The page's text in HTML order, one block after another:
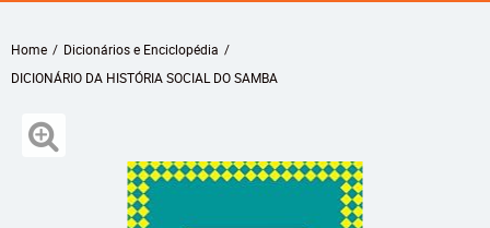
Home
Dicionários e Enciclopédia
DICIONÁRIO DA HISTÓRIA SOCIAL DO SAMBA